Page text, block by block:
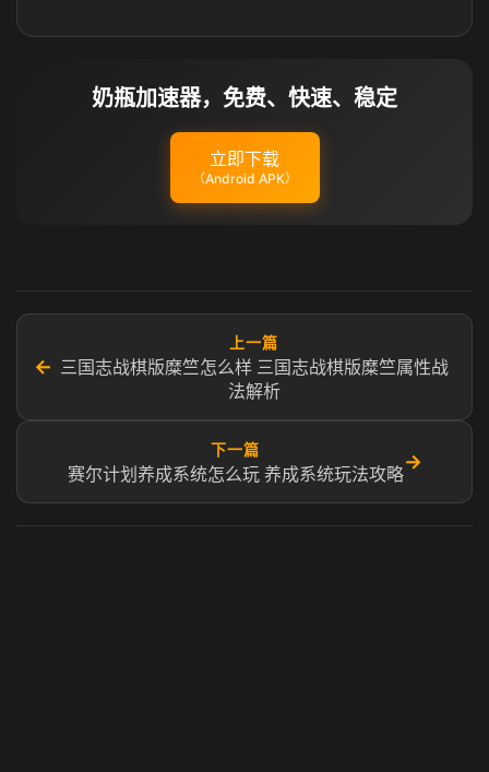
奶瓶加速器，免费、快速、稳定
立即下载
（Android APK）
←
上一篇
三国志战棋版糜竺怎么样 三国志战棋版糜竺属性战
法解析
下一篇
赛尔计划养成系统怎么玩 养成系统玩法攻略
→